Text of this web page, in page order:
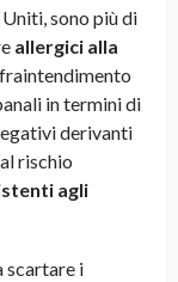
sono più di
allergici alla
in termini di
derivanti
rischio
agli
scartare i